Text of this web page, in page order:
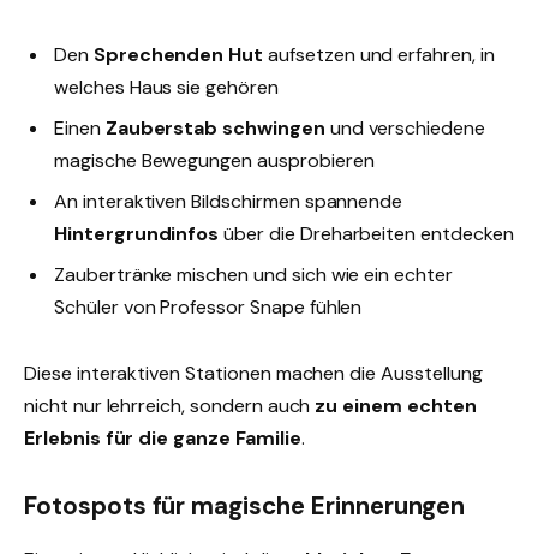
Den Sprechenden Hut aufsetzen und erfahren, in
welches Haus sie gehören
Einen Zauberstab schwingen und verschiedene
magische Bewegungen ausprobieren
An interaktiven Bildschirmen spannende
Hintergrundinfos über die Dreharbeiten entdecken
Zaubertränke mischen und sich wie ein echter
Schüler von Professor Snape fühlen
Diese interaktiven Stationen machen die Ausstellung
nicht nur lehrreich, sondern auch zu einem echten
Erlebnis für die ganze Familie.
Fotospots für magische Erinnerungen